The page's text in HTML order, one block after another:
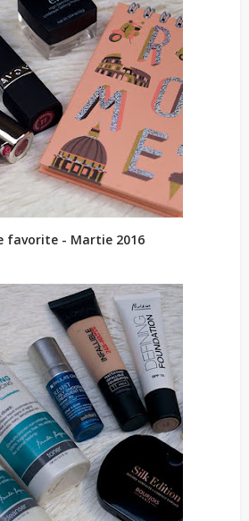
favorite - Martie 2016